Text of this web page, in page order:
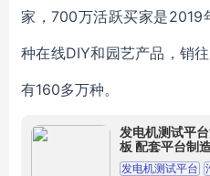
家，700万活跃买家是2019
种在线DIY和园艺产品，销
有160多万种。
发电机测试平
板 配套平台制
发电机测试平台